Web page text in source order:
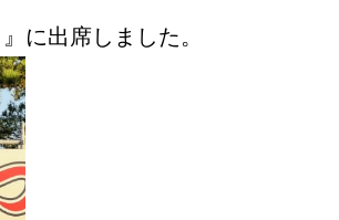
』に出席しました。